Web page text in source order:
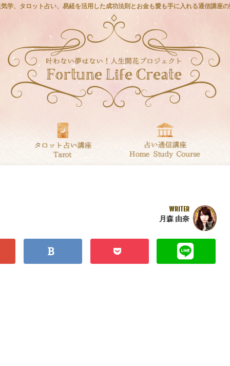
学、タロット占い、易経を活用した成功法則とお金も愛も手に入れる通信講座
WRITER
月森 由奈